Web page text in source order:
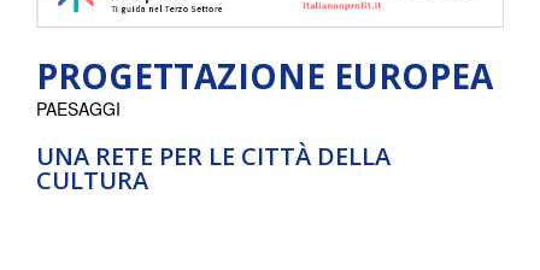
PROGETTAZIONE EUROPEA
UNA RETE PER LE CITTÀ DELLA
CULTURA
PAESAGGI